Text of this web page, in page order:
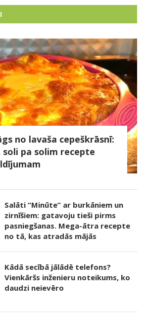
no lavaša cepeškrāsnī:
soli pa solim recepte
Salāti “Minūte” ar burkāniem un
zirnīšiem: gatavoju tieši pirms
pasniegšanas. Mega-ātra recepte
no tā, kas atradās mājās
Kādā secībā jālādē telefons?
Vienkāršs inženieru noteikums, ko
daudzi neievēro